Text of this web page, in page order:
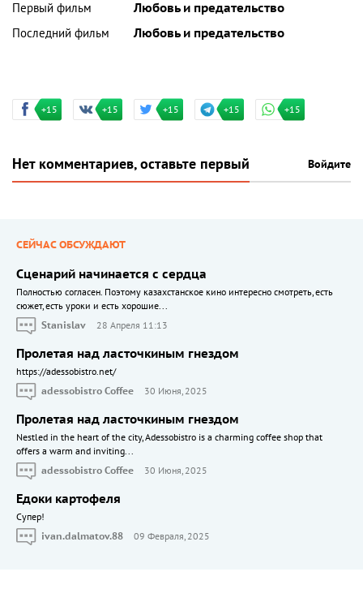
Первый фильм
Любовь и предательство
Последний фильм
Любовь и предательство
+15 +15 +15 +15 +15
Нет комментариев, оставьте первый Войдите
СЕЙЧАС ОБСУЖДАЮТ
Сценарий начинается с сердца
Полностью согласен. Поэтому казахстанское кино интересно смотреть, есть
сюжет, есть уроки и есть хорошие...
Stanislav
28 Апреля 11:13
Пролетая над ласточкиным гнездом
https://adessobistro.net/
adessobistro Coffee
30 Июня, 2025
Пролетая над ласточкиным гнездом
Nestled in the heart of the city, Adessobistro is a charming coffee shop that
offers a warm and inviting...
adessobistro Coffee
30 Июня, 2025
Едоки картофеля
Cупер!
ivan.dalmatov.88
09 Февраля, 2025